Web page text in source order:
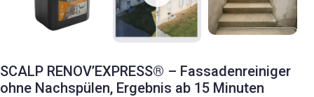
SCALP RENOV’EXPRESS® – Fassadenreiniger
ohne Nachspülen, Ergebnis ab 15 Minuten